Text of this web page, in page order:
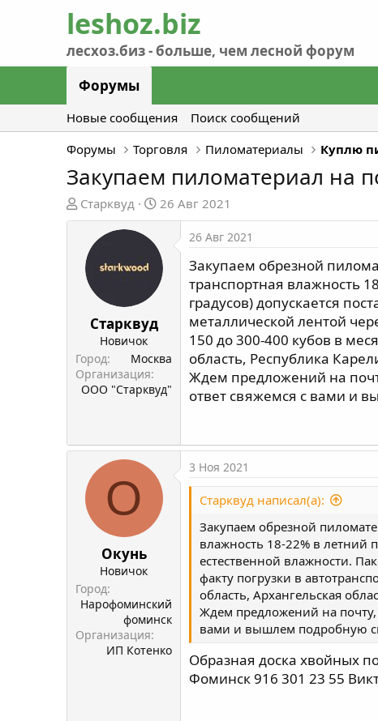
Форумы
Новые сообщения
Поиск сообщений
Форумы
Торговля Пиломатериалы Куплю
Закупаем пиломатериал на
А
в
р
Старквуд
Д
а
а
н
а
а
26 Авг 2021
Старквуд
Новичок
Город
Москва
Организация
ООО "Старквуд"
26 Авг 2021
Закупаем обрезной
транспортная влажность
градусов) допускается
металлической лентой
150 до 300-400 кубов в
область, Республика
Ждем предложений на
ответ свяжемся с вами и
О
Окунь
Новичок
Город
Нарофоминский
фоминск
Организация
ИП Котенко
3 Ноя 2021
Старквуд написал(а):
Закупаем обрезной
влажность 18-22% в летний
естественной влажности.
факту погрузки в
область, Архангельская
Ждем предложений на почту,
вами и вышлем подробную
Образная доска хвойных
Фоминск 916 301 23 55